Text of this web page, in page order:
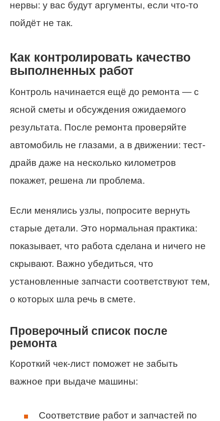
нервы: у вас будут аргументы, если что-то
пойдёт не так.
Как контролировать качество
выполненных работ
Контроль начинается ещё до ремонта — с
ясной сметы и обсуждения ожидаемого
результата. После ремонта проверяйте
автомобиль не глазами, а в движении: тест-
драйв даже на несколько километров
покажет, решена ли проблема.
Если менялись узлы, попросите вернуть
старые детали. Это нормальная практика:
показывает, что работа сделана и ничего не
скрывают. Важно убедиться, что
установленные запчасти соответствуют тем,
о которых шла речь в смете.
Проверочный список после
ремонта
Короткий чек-лист поможет не забыть
важное при выдаче машины:
Соответствие работ и запчастей по